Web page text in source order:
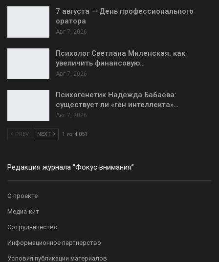
7 августа — День профессионального
оратора
Авг 7, 2026
Психолог Светлана Миленская: как
увеличить финансовую…
Авг 7, 2026
Психогенетик Надежда Бабаева:
существует ли «ген интеллекта»…
Авг 7, 2026
PREV NEXT 1 из 4 051
Редакция журнала “Фокус внимания”
О проекте
Медиа-кит
Сотрудничество
Информационное партнерство
Условия публикации материалов